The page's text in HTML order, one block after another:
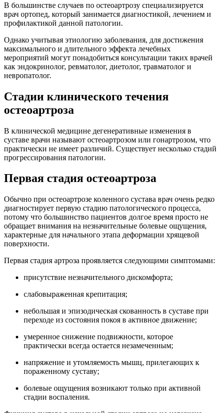
В большинстве случаев по остеоартрозу специализируется
врач ортопед, который занимается диагностикой, лечением и
профилактикой данной патологии.
Однако учитывая этиологию заболевания, для достижения
максимального и длительного эффекта лечебных
мероприятий могут понадобиться консультации таких врачей
как эндокринолог, ревматолог, диетолог, травматолог и
невропатолог.
Стадии клинического течения
остеоартроза
В клинической медицине дегенеративные изменения в
суставе врачи называют остеоартрозом или гонартрозом, что
практически не имеет различий. Существует несколько стадий
прогрессирования патологии.
Первая стадия остеоартроза
Обычно при остеоартрозе коленного сустава врач очень редко
диагностирует первую стадию патологического процесса,
потому что большинство пациентов долгое время просто не
обращает внимания на незначительные болевые ощущения,
характерные для начального этапа деформации хрящевой
поверхности.
Первая стадия артроза проявляется следующими симптомами:
присутствие незначительного дискомфорта;
слабовыраженная крепитация;
небольшая и эпизодическая скованность в суставе при
переходе из состояния покоя в активное движение;
умеренное снижение подвижности, которое
практически всегда остается незамеченным;
напряжение и утомляемость мышц, прилегающих к
пораженному суставу;
болевые ощущения возникают только при активной
стадии воспаления.